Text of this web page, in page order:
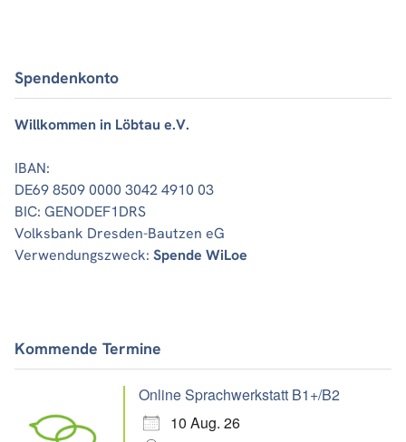
Spendenkonto
Willkommen in Löbtau e.V.
IBAN:
DE69 8509 0000 3042 4910 03
BIC: GENODEF1DRS
Volksbank Dresden-Bautzen eG
Verwendungszweck: Spende WiLoe
Kommende Termine
Online Sprachwerkstatt B1+/B2
10 Aug. 26